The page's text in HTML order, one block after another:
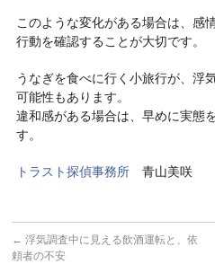
このような変化がある場合は、感
行動を確認することが大切です。
うなぎを食べに行く小旅行が、浮
可能性もあります。
違和感がある場合は、早めに実態
す。
トラスト探偵事務所 青山美咲
← 浮気調査中に見える飲酒運転と、依
頼者の不安